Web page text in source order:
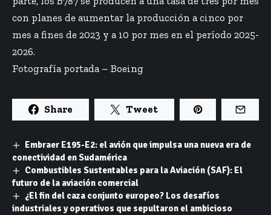
con planes de aumentar la producción a cinco por
mes a fines de 2023 y a 10 por mes en el período 2025-
2026.
Fotografía portada – Boeing
Share Tweet
Embraer E195-E2: el avión que impulsa una nueva era de
conectividad en Sudamérica
Combustibles Sustentables para la Aviación (SAF): El
futuro de la aviación comercial
¿El fin del caza conjunto europeo? Los desafíos
industriales y operativos que sepultaron el ambicioso